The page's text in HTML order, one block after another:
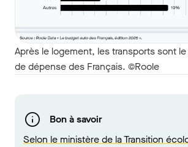
Après le logement, les transports sont
de dépense des Français. ©Roole
Bon à savoir
Selon le ministère de la Transition